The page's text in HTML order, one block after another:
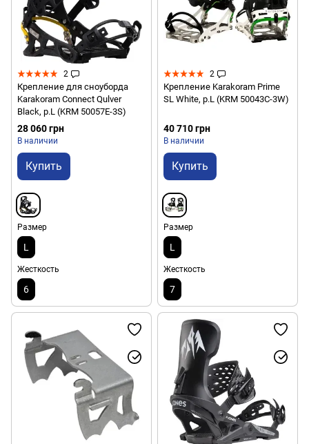
2
Крепление для сноуборда
Karakoram Connect Qulver
Black, р.L (KRM 50057E-3S)
28 060 грн
В наличии
Купить
Размер
L
Жесткость
6
2
Крепление Karakoram Prime
SL White, р.L (KRM 50043C-3W)
40 710 грн
В наличии
Купить
Размер
L
Жесткость
7